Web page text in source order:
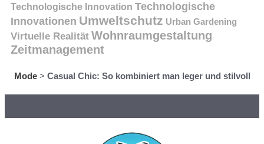
Technologische Innovation Technologische
Innovationen Umweltschutz Urban Gardening
Virtuelle Realität Wohnraumgestaltung
Zeitmanagement
Mode> Casual Chic: So kombiniert man leger und stilvoll